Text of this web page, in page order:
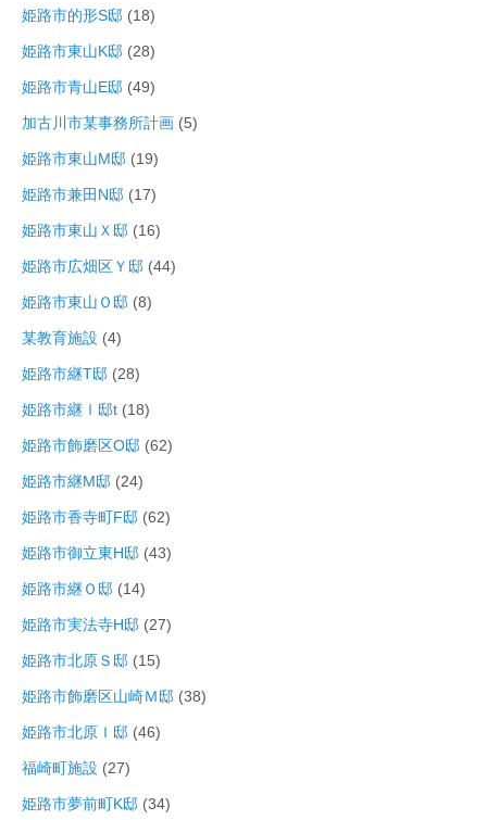
姫路市的形S邸 (18)
姫路市東山K邸 (28)
姫路市青山E邸 (49)
加古川市某事務所計画 (5)
姫路市東山M邸 (19)
姫路市兼田N邸 (17)
姫路市東山Ｘ邸 (16)
姫路市広畑区Ｙ邸 (44)
姫路市東山Ｏ邸 (8)
某教育施設 (4)
姫路市継T邸 (28)
姫路市継Ⅰ邸t (18)
姫路市飾磨区O邸 (62)
姫路市継M邸 (24)
姫路市香寺町F邸 (62)
姫路市御立東H邸 (43)
姫路市継Ｏ邸 (14)
姫路市実法寺H邸 (27)
姫路市北原Ｓ邸 (15)
姫路市飾磨区山崎Ｍ邸 (38)
姫路市北原Ｉ邸 (46)
福崎町施設 (27)
姫路市夢前町K邸 (34)